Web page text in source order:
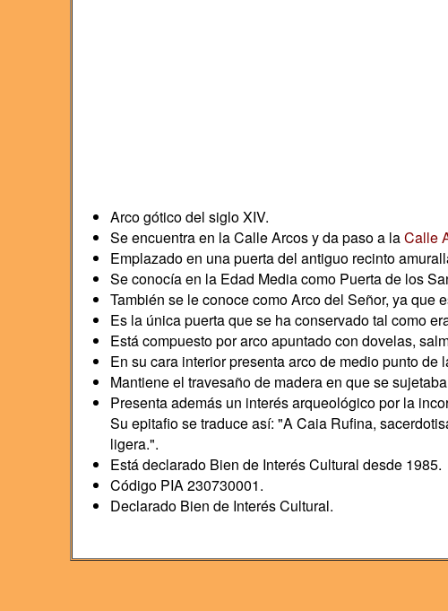
Arco gótico del siglo XIV.
Se encuentra en la Calle Arcos y da paso a laCalle
Emplazado en una puerta del antiguo recinto
Se conocía en la Edad Media como Puerta de los
También se le conoce como Arco del Señor, ya que
Es la única puerta que se ha conservado tal como
Está compuesto por arco apuntado con dovelas,
En su cara interior presenta arco de medio punto de
Mantiene el travesaño de madera en que se
Presenta además un interés arqueológico por la
Su epitafio se traduce así: "A Caia Rufina,
ligera.".
Está declarado Bien de Interés Cultural desde 1985.
Código PIA 230730001.
Declarado Bien de Interés Cultural.